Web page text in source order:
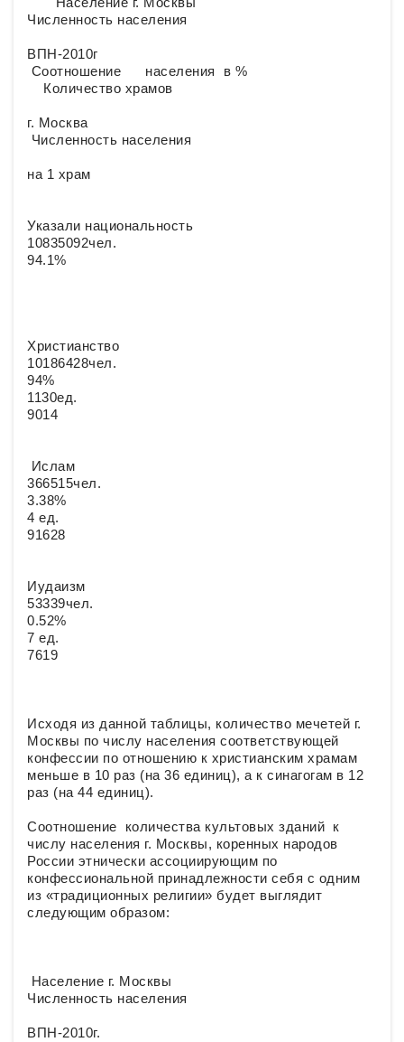
Численность населения
ВПН-2010г
Соотношение населения в %
Количество храмов
г. Москва
Численность населения
на 1 храм
Указали национальность
10835092чел.
94.1%
Христианство
10186428чел.
94%
1130ед.
9014
Ислам
366515чел.
3.38%
4 ед.
91628
Иудаизм
53339чел.
0.52%
7 ед.
7619
Исходя из данной таблицы, количество мечетей г.
Москвы по числу населения соответствующей
конфессии по отношению к христианским храмам
меньше в 10 раз (на 36 единиц), а к синагогам в 12
раз (на 44 единиц).
Соотношение количества культовых зданий к
числу населения г. Москвы, коренных народов
России этнически ассоциирующим по
конфессиональной принадлежности себя c одним
из «традиционных религии» будет выглядит
следующим образом:
Население г. Москвы
Численность населения
ВПН-2010г.